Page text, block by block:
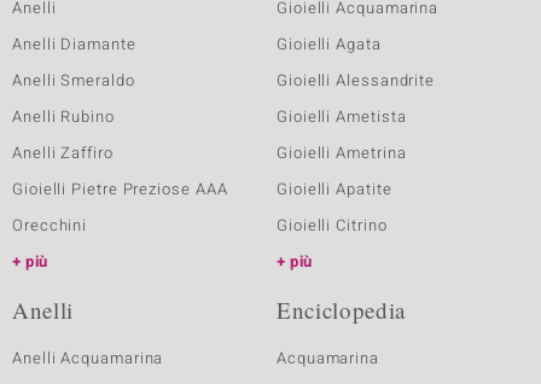
Anelli
Anelli Diamante
Anelli Smeraldo
Anelli Rubino
Anelli Zaffiro
Gioielli Pietre Preziose AAA
Orecchini
più
Gioielli Acquamarina
Gioielli Agata
Gioielli Alessandrite
Gioielli Ametista
Gioielli Ametrina
Gioielli Apatite
Gioielli Citrino
più
Anelli
Anelli Acquamarina
Enciclopedia
Acquamarina